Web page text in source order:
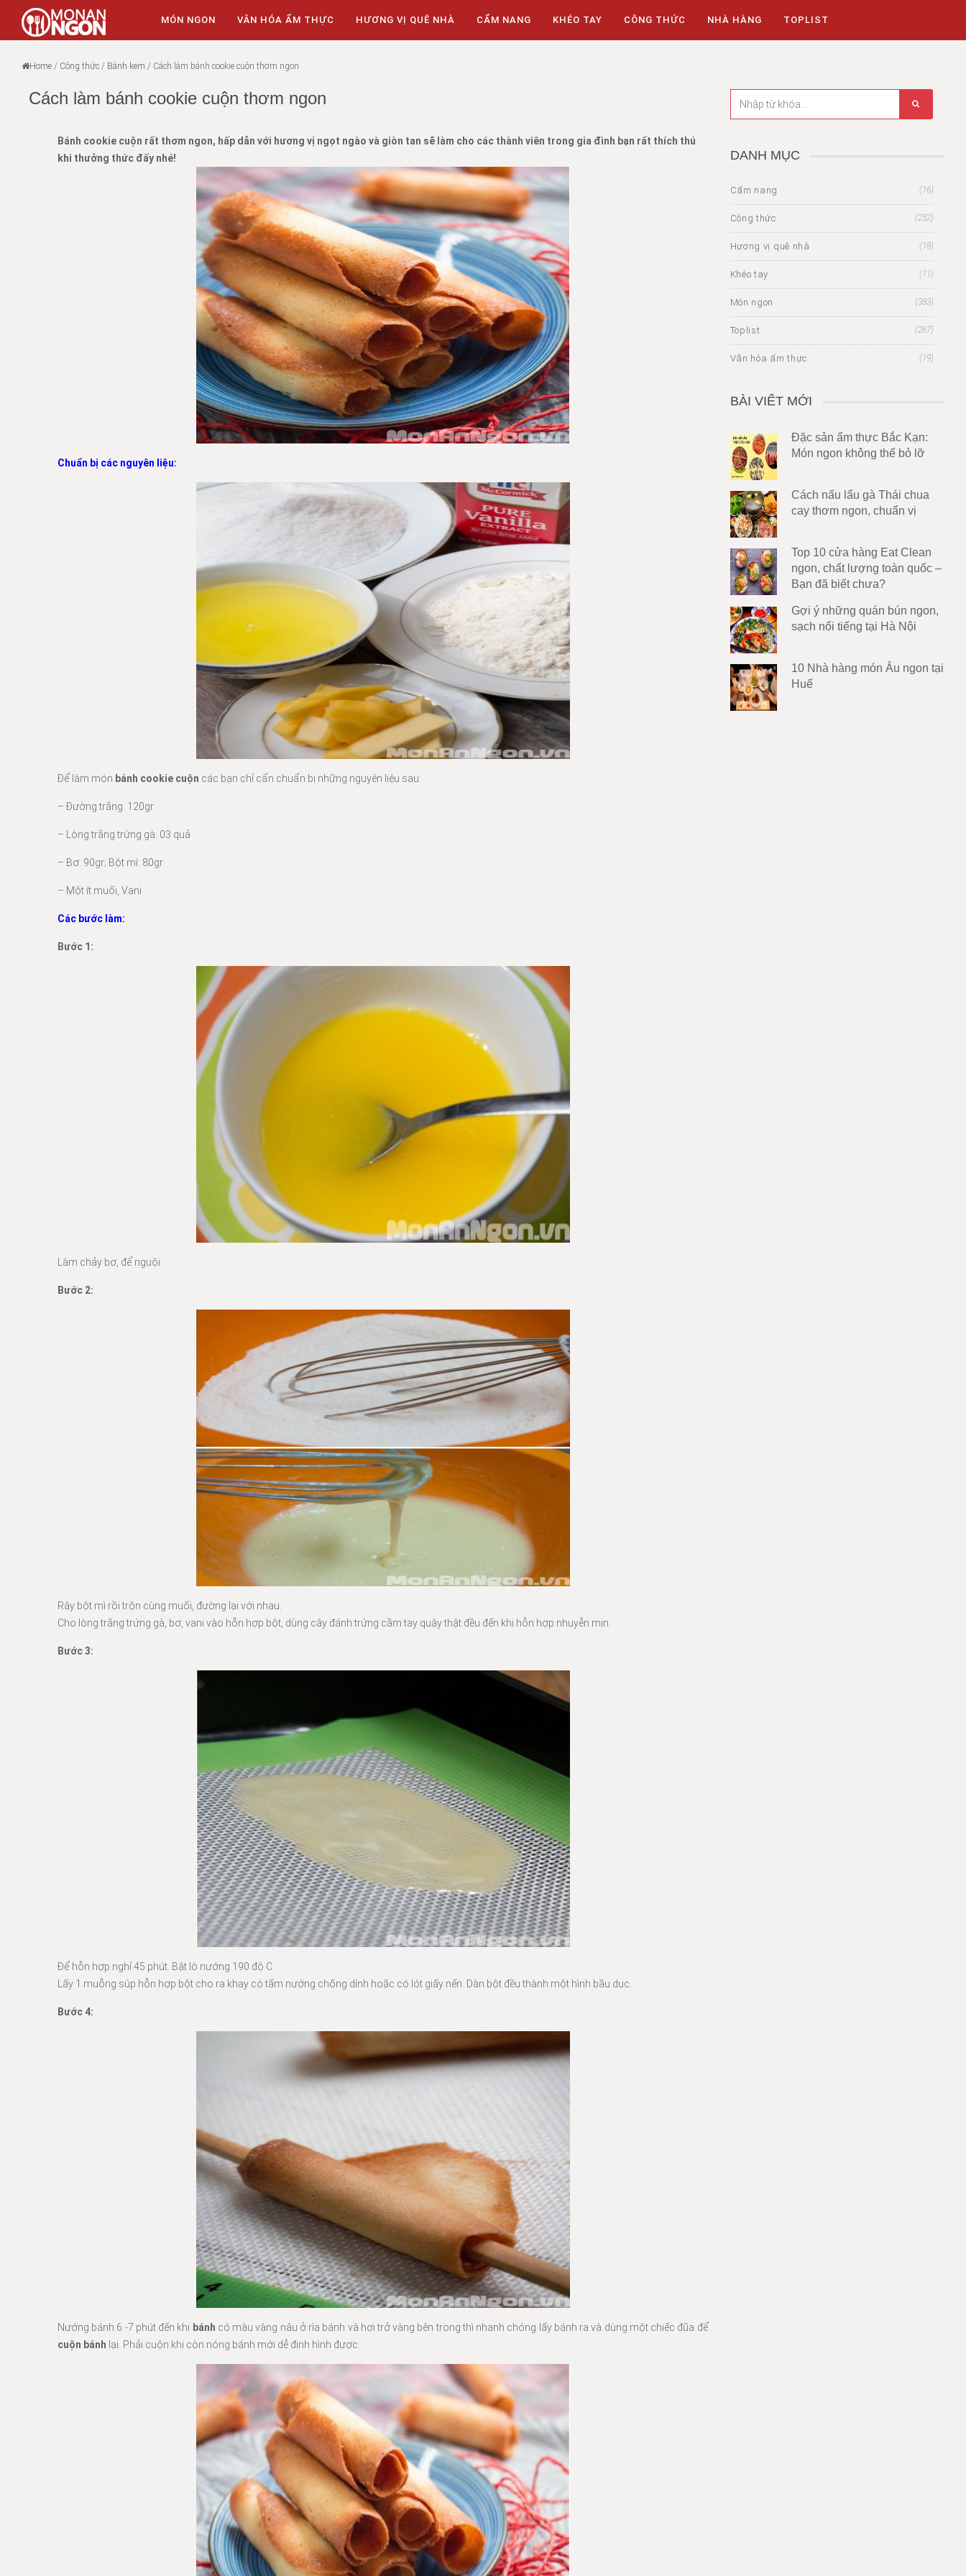
MÓN NGON VĂN HÓA ẨM THỰC HƯƠNG VỊ QUÊ NHÀ CẨM NANG KHÉO TAY CÔNG THỨC NHÀ HÀNG TOPLIST
Home / Công thức / Bánh kem / Cách làm bánh cookie cuộn thơm ngon
Cách làm bánh cookie cuộn thơm ngon
Bánh cookie cuộn rất thơm ngon, hấp dẫn với hương vị ngọt ngào và giòn tan sẽ làm cho các thành viên trong gia đình bạn rất thích thú
khi thưởng thức đấy nhé!
Chuẩn bị các nguyên liệu:
Để làm món bánh cookie cuộn các bạn chỉ cẩn chuẩn bị những nguyên liệu sau:
– Đường trắng: 120gr
– Lòng trắng trứng gà: 03 quả
– Bơ: 90gr; Bột mì: 80gr
– Một ít muối, Vani
Các bước làm:
Bước 1:
Làm chảy bơ, để nguội.
Bước 2:
Rây bột mì rồi trộn cùng muối, đường lại với nhau.
Cho lòng trắng trứng gà, bơ, vani vào hỗn hợp bột, dùng cây đánh trứng cầm tay quậy thật đều đến khi hỗn hợp nhuyễn mịn.
Bước 3:
Để hỗn hợp nghỉ 45 phút. Bật lò nướng 190 độ C.
Lấy 1 muỗng súp hỗn hợp bột cho ra khay có tấm nướng chống dính hoặc có lót giấy nến. Dàn bột đều thành một hình bầu dục.
Bước 4:
Nướng bánh 6 -7 phút đến khi bánh có màu vàng nâu ở rìa bánh và hơi trở vàng bên trong thì nhanh chóng lấy bánh ra và dùng một chiếc đũa để
cuộn bánh lại. Phải cuộn khi còn nóng bánh mới dễ định hình được.
DANH MỤC
Cẩm nang (16)
Công thức (252)
Hương vị quê nhà (18)
Khéo tay (11)
Món ngon (383)
Toplist (267)
Văn hóa ẩm thực (19)
BÀI VIẾT MỚI
Đặc sản ẩm thực Bắc Kạn:
Món ngon không thể bỏ lỡ
Cách nấu lẩu gà Thái chua
cay thơm ngon, chuẩn vị
Top 10 cửa hàng Eat Clean
ngon, chất lượng toàn quốc –
Bạn đã biết chưa?
Gợi ý những quán bún ngon,
sạch nổi tiếng tại Hà Nội
10 Nhà hàng món Âu ngon tại
Huế